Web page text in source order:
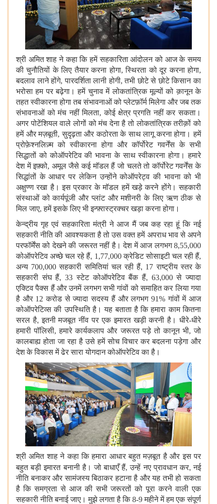
श्री अमित शाह ने कहा कि हमें सहकारिता आंदोलन को आज के समय
की चुनौतियों के लिए तैयार करना होगा, स्थिरता को दूर करना होगा,
बदलाव लाने होंगे, पारदर्शिता लानी होगी, तभी छोटे से छोटे किसान का
भरोसा हम पर बढ़ेगा। हमें चुनाव में लोकतांत्रिक मूल्यों को क़ानून के
तहत स्वीकारना होगा तब संभावनाओं को प्लेटफ़ॉर्म मिलेगा और जब तक
संभावनाओं को मंच नहीं मिलता, कोई क्षेत्र प्रगति नहीं कर सकता।
अगर पोटेंशियल वाले लोगों को मंच देना है तो लोकतांत्रिक तरीक़ों को
हमें और मज़बूती, सुदृढ़ता और कठोरता के साथ लागू करना होगा। हमें
प्रोफ़ेश्नलिज़्म को स्वीकारना होगा और कॉर्पोरेट गवर्नेंस के सभी
सिद्धातों को कोऑपरेटिव की भावना के साथ स्वीकारना होगा। हमारे
देश में इफ़्को, अमूल जैसे कई मॉडल हैं जो चलते तो कॉर्पोरेट गवर्नेंस के
सिद्धांतों के आधार पर लेकिन उन्होंने कोऑपरेट्व की भावना को भी
अक्षुण्ण रखा है। इस प्रकार के मॉडल हमें खड़े करने होंगे। सहकारी
संस्थाओं को कार्यपूंजी और प्लांट और मशीनरी के लिए ऋण ठीक से
मिल जाए, हमें इसके लिए भी इन्फ़्रास्ट्रक्चर खड़ा करना होगा।
केन्द्रीय गृह एवं सहकारिता मंत्री ने आज मैं जब कह रहा हूं कि नई
सहकारी नीति की आवश्यकता है तो उस वक्त हमें अपराध भाव से अपने
परफॉर्मेंस को देखने की जरूरत नहीं है। देश में आज लगभग 8,55,000
कोऑपरेटिव अच्छे चल रहे हैं, 1,77,000 क्रेडिट सोसाइटी चल रही हैं,
अन्य 700,000 सहकारी समितियां चल रही हैं, 17 राष्ट्रीय स्तर के
सहकारी संघ हैं,33 स्टेट कोऑपरेटिव बैंक हैं, 63,000 से ज्यादा
एक्टिव पैक्स हैं और उनमें लगभग सभी गांवों को समाहित कर लिया गया
है और 12 करोड से ज्यादा सदस्य हैं और लगभग 91% गांवों में आज
कोऑपरेटिव्स की उपस्थिति है। यह बताता है कि हमारा काम कितना
सरल है,इतनी मजबूत नींव पर एक इमारत खड़ी करनी है। धीरे-धीरे
हमारी पॉलिसी, हमारे कार्यकलाप और जरूरत पड़े तो कानून भी, जो
कालबाह्य होता जा रहा है उसे हमें सोच विचार कर बदलना पड़ेगा और
देश के विकास में ढेर सारा योगदान कोऑपरेटिव का है।
श्री अमित शाह ने कहा कि हमारा आधार बहुत मज़बूत है और इस पर
बहुत बड़ी इमारत बनानी है। जो बाधाएँ हैं, उन्हें नए प्रावधान कर,नई
नीति बनाकर और सामंजस्य बिठाकर हटाना है और यह तभी हो सकता
है कि समग्रता से आज की सभी जरूरतों को पूरा करने वाली एक
सहकारी नीति बनाई जाए। मुझे लगता है कि 8-9 महीने में हम एक संपूर्ण